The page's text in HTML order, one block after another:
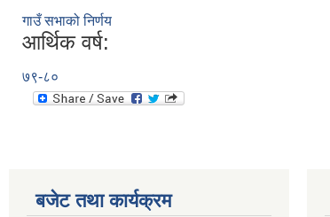
गाउँ सभाको निर्णय
आर्थिक वर्ष:
७९-८०
बजेट तथा कार्यक्रम